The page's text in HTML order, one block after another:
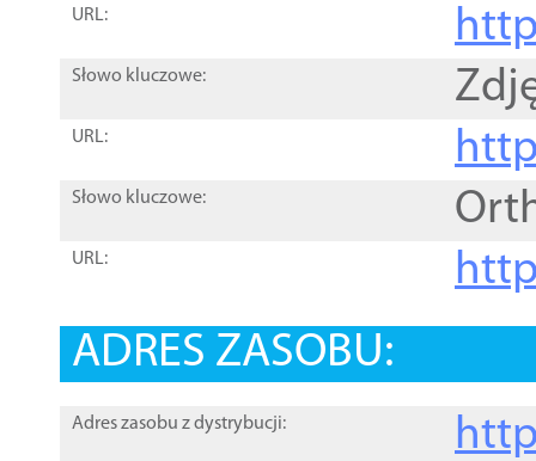
URL:
Słowo kluczowe:
URL:
Słowo kluczowe:
URL:
ADRES ZASOBU:
Adres zasobu z dystrybucji: